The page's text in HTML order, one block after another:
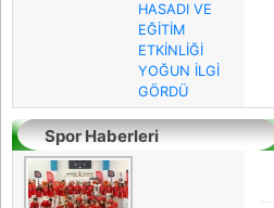
HASADI VE
EĞİTİM
ETKİNLİĞİ
YOĞUN İLGİ
GÖRDÜ
Spor Haberleri